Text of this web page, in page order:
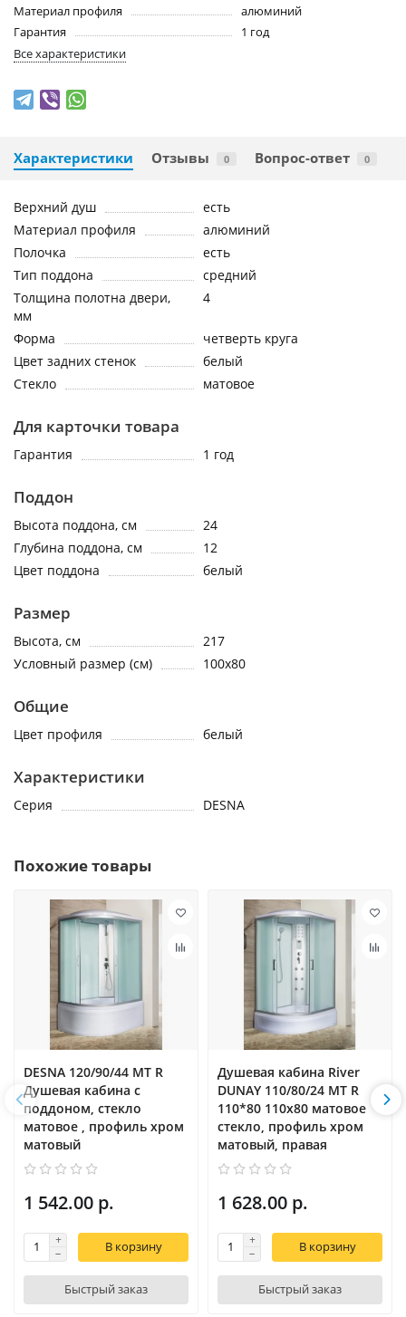
Материал профиля
алюминий
Гарантия
1 год
Все характеристики
Характеристики Отзывы 0 Вопрос-ответ 0
Верхний душ
есть
Материал профиля
алюминий
Полочка
есть
Тип поддона
средний
Толщина полотна двери,
мм
4
Форма
четверть круга
Цвет задних стенок
белый
Стекло
матовое
Для карточки товара
Гарантия 1 год
Поддон
Высота поддона, см
24
Глубина поддона, см
12
Цвет поддона
белый
Размер
Высота, см
217
Условный размер (см)
100x80
Общие
Цвет профиля белый
Характеристики
Серия DESNA
Похожие товары
DESNA 120/90/44 MT R
Душевая кабина с
поддоном, стекло
матовое , профиль хром
матовый
1 542.00 р.
В корзину
Быстрый заказ
Душевая кабина River
DUNAY 110/80/24 MT R
110*80 110х80 матовое
стекло, профиль хром
матовый, правая
1 628.00 р.
В корзину
Быстрый заказ